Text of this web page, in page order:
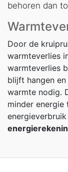
behoren dan
Door de
warmteverlies
warmteverlies
blijft hangen
warmte nodig.
minder